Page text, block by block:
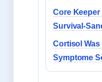
Core
Survival-
Cortisol Was
Symptome